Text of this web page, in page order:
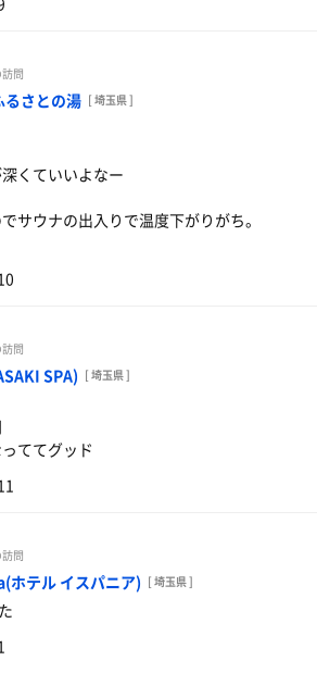
問
るさとの湯 [ 埼玉県 ]
くていいよなー
サウナの出入りで温度下がりがち。
問
SPA) [ 埼玉県 ]
ててグッド
問
ホテル イスパニア) [ 埼玉県 ]